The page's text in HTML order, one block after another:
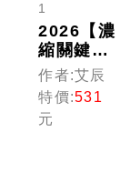
1
2026【濃
縮關鍵考
點】防制
洗錢與打
擊資恐焦
點速成
作者:艾辰
特價:531
元